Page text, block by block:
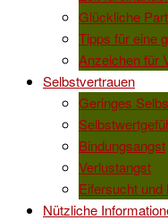
Glückliche
Tipps für eine
Anzeichen für
Selbstvertrauen
Geringes
Bindungsangst
Verlustangst
Eifersucht
Nützliche